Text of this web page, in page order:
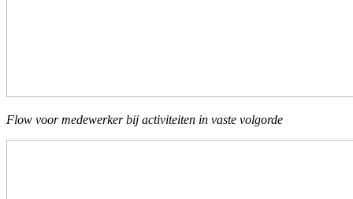
Flow voor medewerker bij activiteiten in vaste volgorde